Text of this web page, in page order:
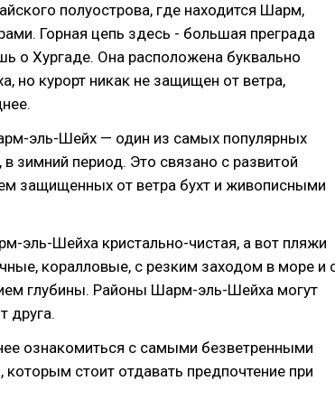
полуострова, где находится Шарм,
Горная цепь здесь - большая преграда
о Хургаде. Она расположена буквально
но курорт никак не защищен от ветра,
эль-Шейх — один из самых популярных
зимний период. Это связано с развитой
защищенных от ветра бухт и живописными
эль-Шейха кристально-чистая, а вот пляжи
коралловые, с резким заходом в море и
глубины. Районы Шарм-эль-Шейха могут
друга.
ознакомиться с самыми безветренными
стоит отдавать предпочтение при